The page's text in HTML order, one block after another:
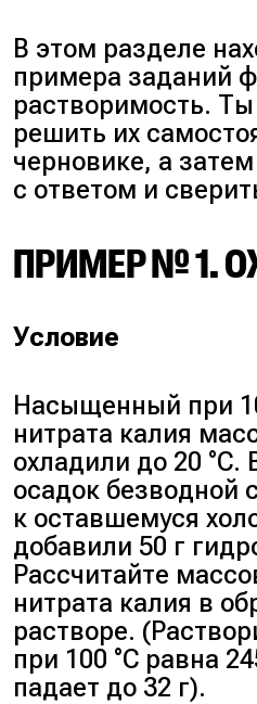
В этом разделе
примера заданий
растворимость.
решить их
черновике, а
с ответом и
ПРИМЕР № 1.
Условие
Насыщенный при
нитрата калия
охладили до 20
осадок безводной
к оставшемуся
добавили 50 г
Рассчитайте
нитрата калия в
растворе.
при 100 °C равна
падает до 32 г).